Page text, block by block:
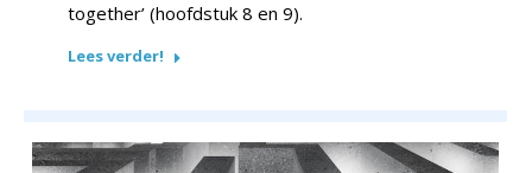
together’ (hoofdstuk 8 en 9).
Lees verder!